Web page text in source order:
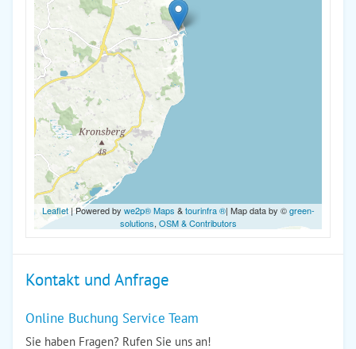
Leaflet| Powered by we2p® Maps &tourinfra ®| Map data by ©green-
solutions, OSM & Contributors
Kontakt und Anfrage
Online Buchung Service Team
Sie haben Fragen? Rufen Sie uns an!